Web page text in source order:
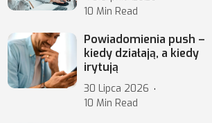
10 Min Read
Powiadomienia push –
kiedy działają, a kiedy
irytują
30 Lipca 2026
10 Min Read